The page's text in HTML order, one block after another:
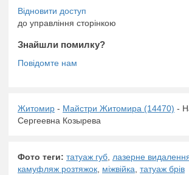
до управління сторінкою
Знайшли помилку?
Житомир - Майстри Житомира (14470) -
Сергеевна Козырева
Фото теги: татуаж губ, лазерне
камуфляж розтяжок, міжвійка, татуаж брів